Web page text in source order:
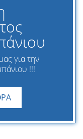
για την
!!!